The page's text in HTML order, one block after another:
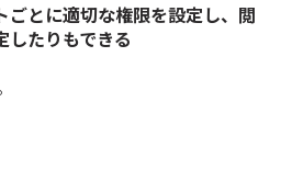
ごとに適切な権限を設定し、閲
したりもできる
らしいです。